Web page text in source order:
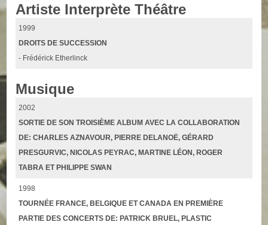
Artiste Interprète Théâtre
1999
DROITS DE SUCCESSION
- Frédérick Etherlinck
Musique
2002
SORTIE DE SON TROISIÈME ALBUM AVEC LA COLLABORATION
DE: CHARLES AZNAVOUR, PIERRE DELANOË, GÉRARD
PRESGURVIC, NICOLAS PEYRAC, MARTINE LÉON, ROGER
TABRA ET PHILIPPE SWAN
1998
TOURNÉE FRANCE, BELGIQUE ET CANADA EN PREMIÈRE
PARTIE DES CONCERTS DE: PATRICK BRUEL, PLASTIC